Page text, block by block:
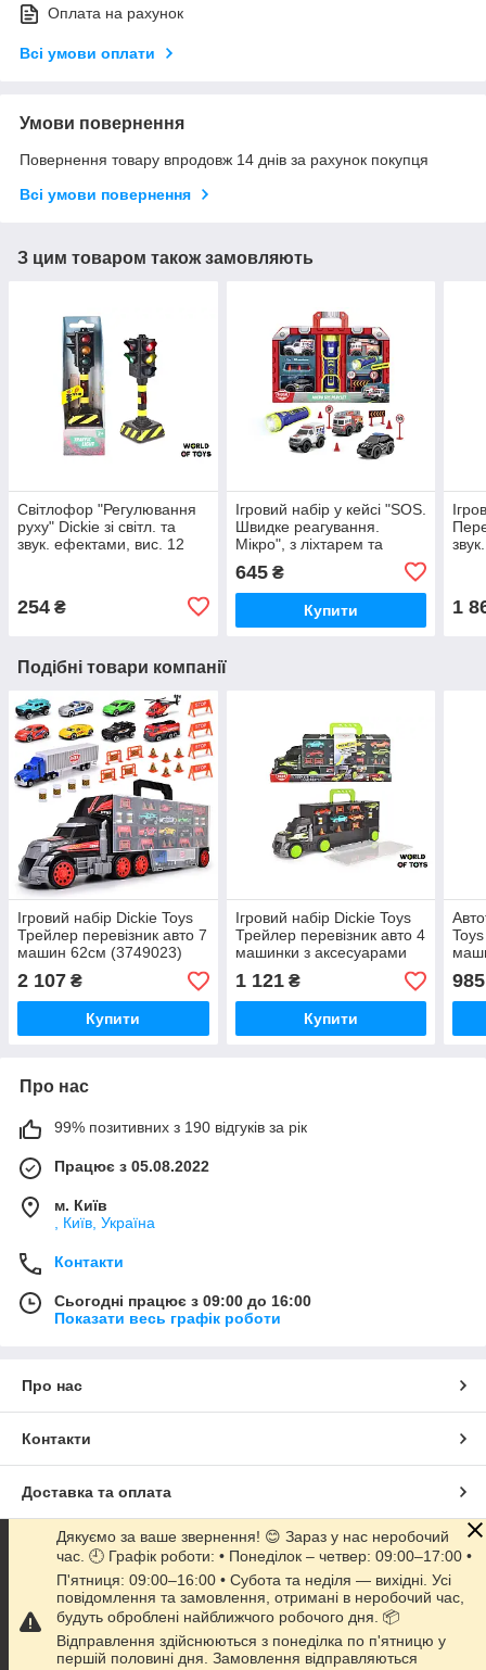
Оплата на рахунок
Всі умови оплати
Умови повернення
Повернення товару впродовж 14 днів за рахунок покупця
Всі умови повернення
З цим товаром також замовляють
Світлофор "Регулювання
руху" Dickie зі світл. та
звук. ефектами, вис. 12
254 ₴
Ігровий набір у кейсі "SOS.
Швидке реагування.
Мікро", з ліхтарем та
645₴
Купити 1
Подібні товари компанії
Ігровий набір Dickie Toys
Трейлер перевізник авто 7
машин 62см (3749023)
2 107 ₴
Купити
Ігровий набір Dickie Toys
Трейлер перевізник авто 4
машинки з аксесуарами
1 121₴
Купити
985
Про нас
99% позитивних з 190 відгуків за рік
Працює з 05.08.2022
м. Київ
, Київ, Україна
Контакти
Сьогодні працює з 09:00 до 16:00
Показати весь графік роботи
Про нас
Контакти
Доставка та оплата
Графік роботи
Повна версія сайту
Сайт створено на маркетплейсі Prom.ua
Дякуємо за ваше звернення! 😊 Зараз у нас неробочий
час. 🕘 Графік роботи: • Понеділок – четвер: 09:00–17:00 •
П'ятниця: 09:00–16:00 • Субота та неділя — вихідні. Усі
повідомлення та замовлення, отримані в неробочий час,
будуть оброблені найближчого робочого дня. 📦
Відправлення здійснюються з понеділка по п'ятницю у
першій половині дня. Замовлення відправляються